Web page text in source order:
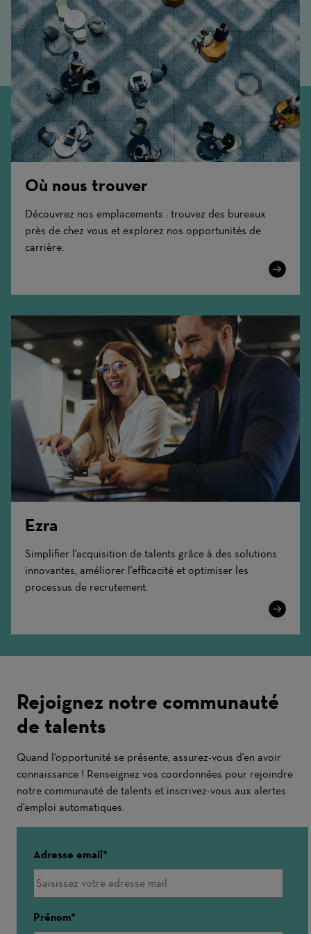
Où nous trouver
Découvrez nos emplacements : trouvez des bureaux
près de chez vous et explorez nos opportunités de
carrière.
Learn
Ezra
Simplifier l'acquisition de talents grâce à des solutions
innovantes, améliorer l'efficacité et optimiser les
processus de recrutement.
Learn
Rejoignez notre communauté
de talents
Quand l'opportunité se présente, assurez-vous d'en avoir
connaissance ! Renseignez vos coordonnées pour rejoindre
notre communauté de talents et inscrivez-vous aux alertes
d'emploi automatiques.
Adresse email
Prénom